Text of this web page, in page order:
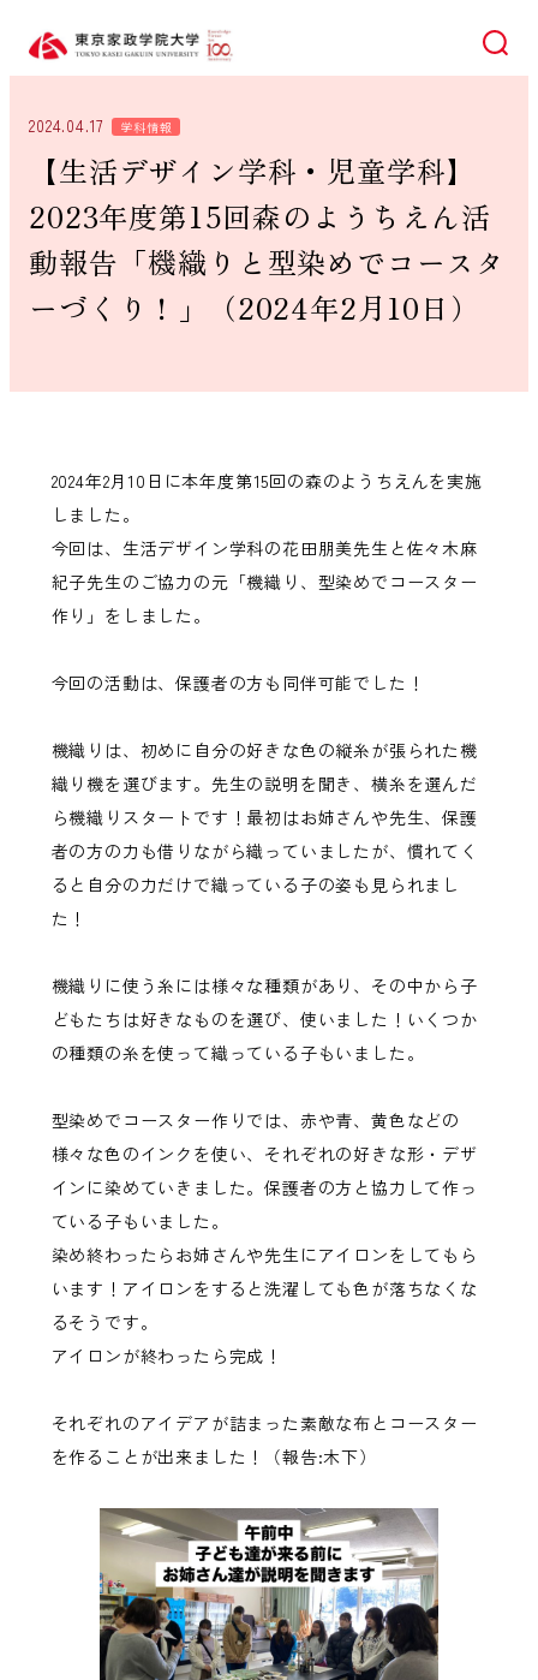
検索
2024.04.17 学科情報
【生活デザイン学科・児童学科】
2023年度第15回森のようちえん活
動報告「機織りと型染めでコースタ
ーづくり！」（2024年2月10日）
2024年2月10日に本年度第15回の森のようちえんを実施
しました。
今回は、生活デザイン学科の花田朋美先生と佐々木麻
紀子先生のご協力の元「機織り、型染めでコースター
作り」をしました。
今回の活動は、保護者の方も同伴可能でした！
機織りは、初めに自分の好きな色の縦糸が張られた機
織り機を選びます。先生の説明を聞き、横糸を選んだ
ら機織りスタートです！最初はお姉さんや先生、保護
者の方の力も借りながら織っていましたが、慣れてく
ると自分の力だけで織っている子の姿も見られまし
た！
機織りに使う糸には様々な種類があり、その中から子
どもたちは好きなものを選び、使いました！いくつか
の種類の糸を使って織っている子もいました。
型染めでコースター作りでは、赤や青、黄色などの
様々な色のインクを使い、それぞれの好きな形・デザ
インに染めていきました。保護者の方と協力して作っ
ている子もいました。
染め終わったらお姉さんや先生にアイロンをしてもら
います！アイロンをすると洗濯しても色が落ちなくな
るそうです。
アイロンが終わったら完成！
それぞれのアイデアが詰まった素敵な布とコースター
を作ることが出来ました！（報告:木下）